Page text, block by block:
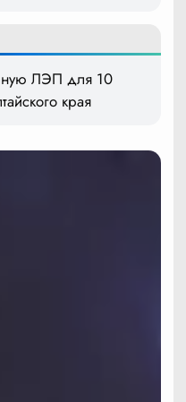
ЛЭП для 10
края